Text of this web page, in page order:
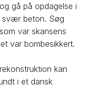
gå på opdagelse i
svær beton. Søg
var skansens
var bombesikkert.
kan
i et dansk